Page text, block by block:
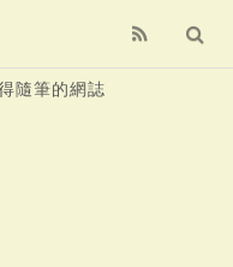
隨筆的網誌